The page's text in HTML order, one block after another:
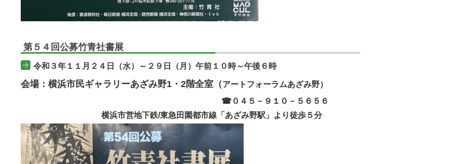
第５４回公募竹青社書展
令和３年１１月２４日（水）～２９日（月）午前１０時～午後６時
会場：横浜市民ギャラリーあざみ野1・2階全室（アートフォーラムあざみ野）
☎０４５－９１０－５６５６
横浜市営地下鉄/東急田園都市線「あざみ野駅」より徒歩５分